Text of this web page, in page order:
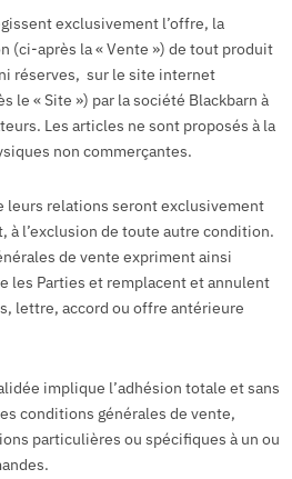
exclusivement l’offre, la
(ci-après la « Vente ») de tout produit
réserves, sur le site internet
le « Site ») par la société Blackbarn à
Les articles ne sont proposés à la
non commerçantes.
leurs relations seront exclusivement
à l’exclusion de toute autre condition.
de vente expriment ainsi
les Parties et remplacent et annulent
lettre, accord ou offre antérieure
implique l’adhésion totale et sans
conditions générales de vente,
particulières ou spécifiques à un ou